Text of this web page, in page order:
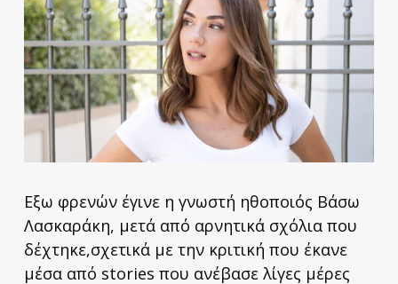
Εξω φρενών έγινε η γνωστή ηθοποιός Βάσω
Λασκαράκη, μετά από αρνητικά σχόλια που
δέχτηκε,σχετικά με την κριτική που έκανε
μέσα από stories που ανέβασε λίγες μέρες